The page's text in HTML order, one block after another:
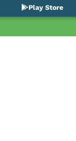
Play Store